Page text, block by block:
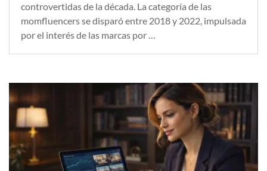
controvertidas de la década. La categoría de las
momfluencers se disparó entre 2018 y 2022, impulsada
por el interés de las marcas por …